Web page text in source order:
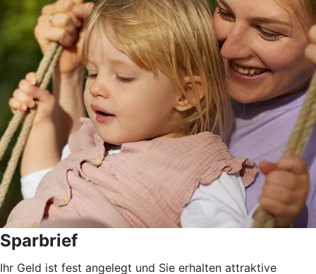
Sparbrief
Ihr Geld ist fest angelegt und Sie erhalten attraktive